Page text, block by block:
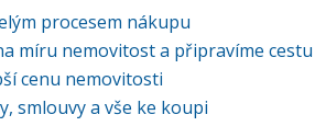
procesem nákupu
míru nemovitost a připravíme
cenu nemovitosti
smlouvy a vše ke koupi